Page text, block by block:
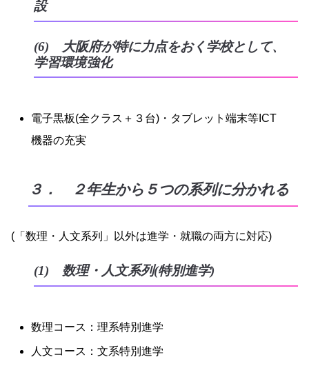
設
(6) 大阪府が特に力点をおく学校として、
学習環境強化
電子黒板(全クラス＋３台)・タブレット端末等ICT
機器の充実
３． ２年生から５つの系列に分かれる
(「数理・人文系列」以外は進学・就職の両方に対応)
(1) 数理・人文系列(特別進学)
数理コース：理系特別進学
人文コース：文系特別進学